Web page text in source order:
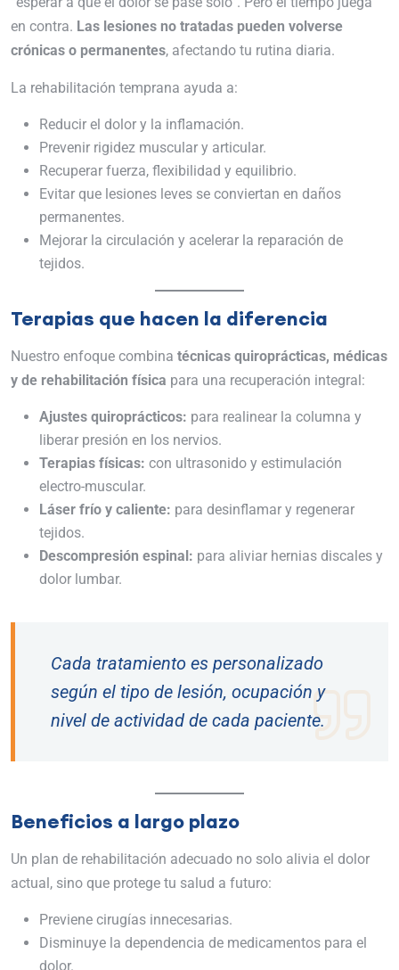
en contra. Las lesiones no tratadas pueden volverse
crónicas o permanentes, afectando tu rutina diaria.
La rehabilitación temprana ayuda a:
Reducir el dolor y la inflamación.
Prevenir rigidez muscular y articular.
Recuperar fuerza, flexibilidad y equilibrio.
Evitar que lesiones leves se conviertan en daños
permanentes.
Mejorar la circulación y acelerar la reparación de
tejidos.
Terapias que hacen la diferencia
Nuestro enfoque combina técnicas quiroprácticas, médicas
y de rehabilitación física para una recuperación integral:
Ajustes quiroprácticos: para realinear la columna y
liberar presión en los nervios.
Terapias físicas: con ultrasonido y estimulación
electro-muscular.
Láser frío y caliente: para desinflamar y regenerar
tejidos.
Descompresión espinal: para aliviar hernias discales y
dolor lumbar.
Cada tratamiento es personalizado
según el tipo de lesión, ocupación y
nivel de actividad de cada paciente.
Beneficios a largo plazo
Un plan de rehabilitación adecuado no solo alivia el dolor
actual, sino que protege tu salud a futuro:
Previene cirugías innecesarias.
Disminuye la dependencia de medicamentos para el
dolor.